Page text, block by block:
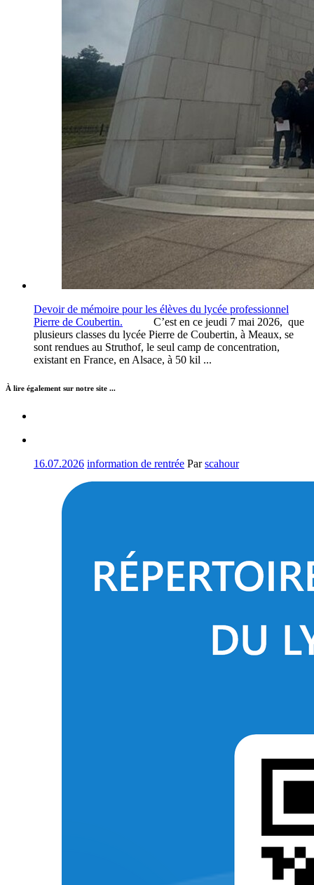
Devoir de mémoire pour les élèves du lycée professionnel
Pierre de Coubertin.
C’est en ce jeudi 7 mai 2026, que
plusieurs classes du lycée Pierre de Coubertin, à Meaux, se
sont rendues au Struthof, le seul camp de concentration,
existant en France, en Alsace, à 50 kil ...
À lire également sur notre site ...
16.07.2026 information de rentrée Parscahour